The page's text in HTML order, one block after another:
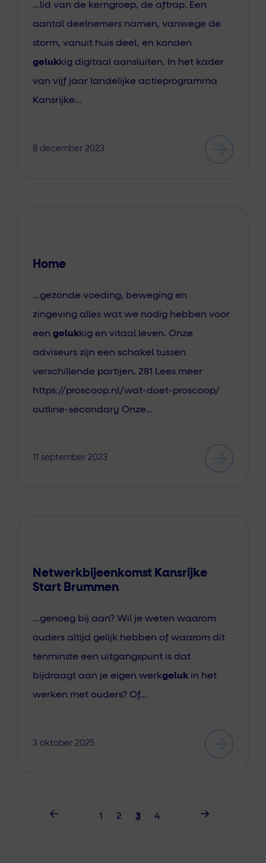
…lid van de kerngroep, de aftrap. Een
aantal deelnemers namen, vanwege de
storm, vanuit huis deel, en konden
gelukkig digitaal aansluiten. In het kader
van vijf jaar landelijke actieprogramma
Kansrijke…
8 december 2023
Home
…gezonde voeding, beweging en
zingeving alles wat we nodig hebben voor
een gelukkig en vitaal leven. Onze
adviseurs zijn een schakel tussen
verschillende partijen. 281 Lees meer
https://proscoop.nl/wat-doet-proscoop/
outline-secondary Onze…
11 september 2023
Netwerkbijeenkomst Kansrijke
Start Brummen
…genoeg bij aan? Wil je weten waarom
ouders altijd gelijk hebben of waarom dit
tenminste een uitgangspunt is dat
bijdraagt aan je eigen werkgeluk in het
werken met ouders? Of…
3 oktober 2025
1 2 3 4